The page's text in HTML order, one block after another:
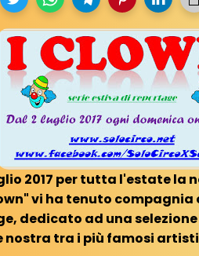
2017 per tutta l'estate la
vi ha tenuto compagnia
dedicato ad una
nostra tra i più famosi artisti